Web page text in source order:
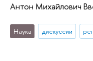
Антон Михайлович
Наука дискуссии